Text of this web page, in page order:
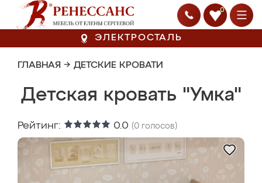
0
ЭЛЕКТРОСТАЛЬ
ГЛАВНАЯ → ДЕТСКИЕ КРОВАТИ
Детская кровать "Умка"
Рейтинг: 0.0 (0 голосов)